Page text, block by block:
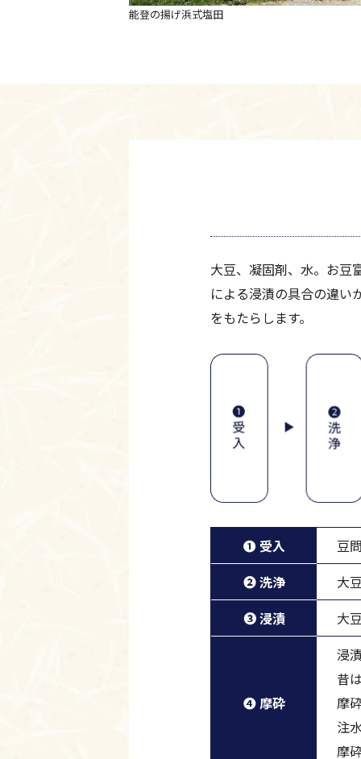
能登の揚げ浜式塩田
大豆、凝固剤、水。お豆
による浸漬の具合の違い
をもたらします。
❶ 受入
豆
❷ 洗浄
大
❸ 浸漬
大
❹ 摩砕
浸
昔
摩
注
摩